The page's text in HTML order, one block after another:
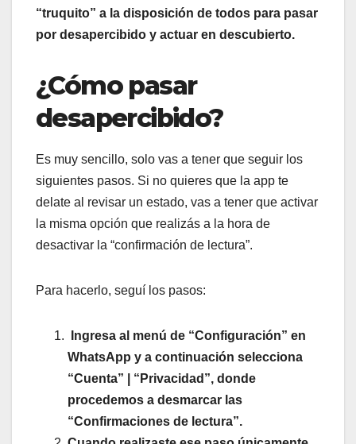
“truquito” a la disposición de todos para pasar
por desapercibido y actuar en descubierto.
¿Cómo pasar
desapercibido?
Es muy sencillo, solo vas a tener que seguir los
siguientes pasos. Si no quieres que la app te
delate al revisar un estado, vas a tener que activar
la misma opción que realizás a la hora de
desactivar la “confirmación de lectura”.
Para hacerlo, seguí los pasos:
Ingresa al menú de “Configuración” en
WhatsApp y a continuación selecciona
“Cuenta” | “Privacidad”, donde
procedemos a desmarcar las
“Confirmaciones de lectura”.